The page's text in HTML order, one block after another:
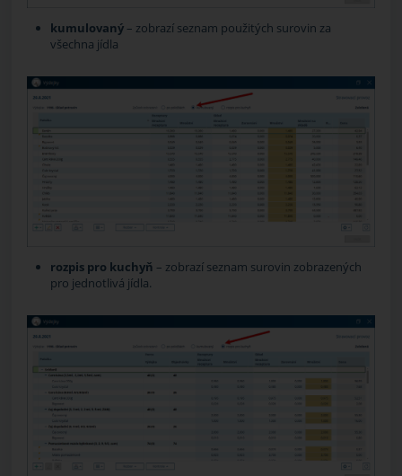
kumulovaný – zobrazí seznam použitých surovin za
všechna jídla
rozpis pro kuchyň – zobrazí seznam surovin zobrazených
pro jednotlivá jídla.